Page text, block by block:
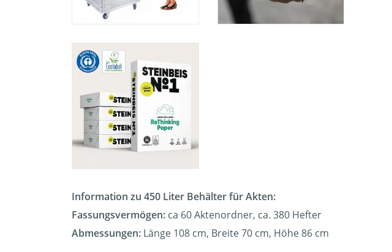
Information zu 450 Liter Behälter für Akten:
Fassungsvermögen: ca 60Aktenordner, ca. 380 Hefter
Abmessungen: Länge 108 cm, Breite 70 cm, Höhe 86 cm